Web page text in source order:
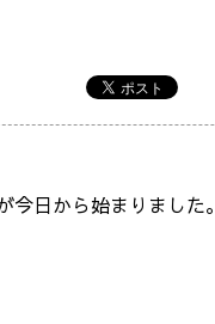
今日から始まりました。